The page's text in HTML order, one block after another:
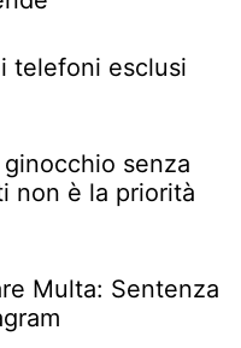
telefoni esclusi
senza
non è la priorità
Multa: Sentenza